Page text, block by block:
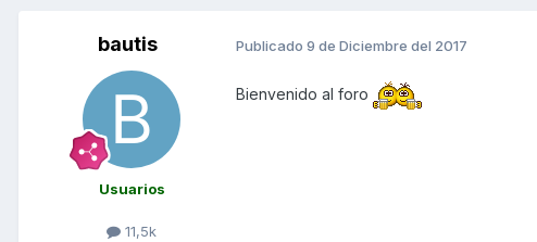
bautis
Usuarios
11,5k
Publicado 9 de Diciembre del 2017
Bienvenido al foro